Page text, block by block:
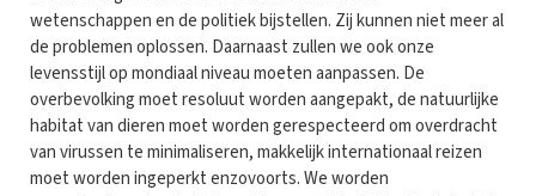
wetenschappen en de politiek bijstellen. Zij kunnen niet meer al
de problemen oplossen. Daarnaast zullen we ook onze
levensstijl op mondiaal niveau moeten aanpassen. De
overbevolking moet resoluut worden aangepakt, de natuurlijke
habitat van dieren moet worden gerespecteerd om overdracht
van virussen te minimaliseren, makkelijk internationaal reizen
moet worden ingeperkt enzovoorts. We worden